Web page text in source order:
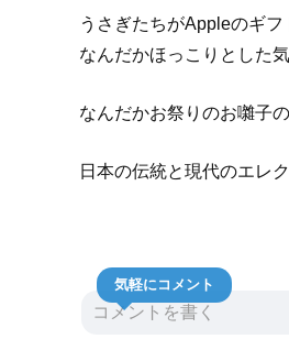
うさぎたちがAppleのギ
なんだかほっこりとした
なんだかお祭りのお囃子
日本の伝統と現代のエレ
気軽にコメント